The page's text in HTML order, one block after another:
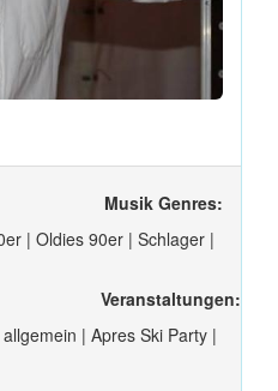
Musik Genres:
| Oldies 90er | Schlager |
Veranstaltungen:
| Apres Ski Party |